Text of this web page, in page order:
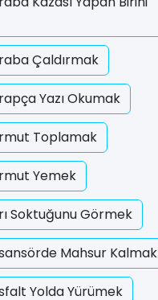
Çaldırmak
Yazı Okumak
Toplamak
Yemek
Soktuğunu Görmek
Mahsur Kalmak
Yolda Yürümek